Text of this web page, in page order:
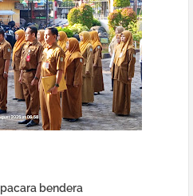
bendera